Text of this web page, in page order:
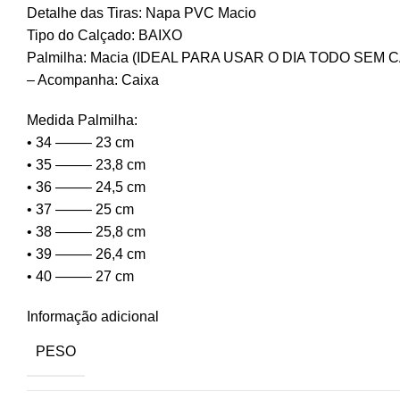
Detalhe das Tiras: Napa PVC Macio
Tipo do Calçado: BAIXO
Palmilha: Macia (IDEAL PARA USAR O DIA TODO SEM
– Acompanha: Caixa
Medida Palmilha:
• 34 ——– 23 cm
• 35 ——– 23,8 cm
• 36 ——– 24,5 cm
• 37 ——– 25 cm
• 38 ——– 25,8 cm
• 39 ——– 26,4 cm
• 40 ——– 27 cm
Informação adicional
PESO